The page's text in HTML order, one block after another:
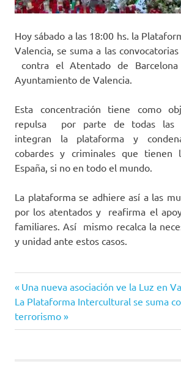
Hoy sábado a las 18:00 hs. la
Valencia, se suma a las
contra el Atentado de
Ayuntamiento de Valencia.
Esta concentración tiene como
repulsa por parte de todas las
integran la plataforma y
cobardes y criminales que tienen
España, si no en todo el mundo.
La plataforma se adhiere así a las
por los atentados y reafirma el
familiares. Así mismo recalca la
y unidad ante estos casos.
Navegación
de
Entrada
anterior:
Una nueva asociación ve la Luz en
Siguiente
entrada:
La Plataforma Intercultural se suma
terrorismo